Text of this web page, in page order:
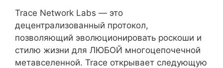
Trace Network Labs — это
децентрализованный протокол,
позволяющий эволюционировать роскоши и
стилю жизни для ЛЮБОЙ многоцепочечной
метавселенной. Trace открывает следующую